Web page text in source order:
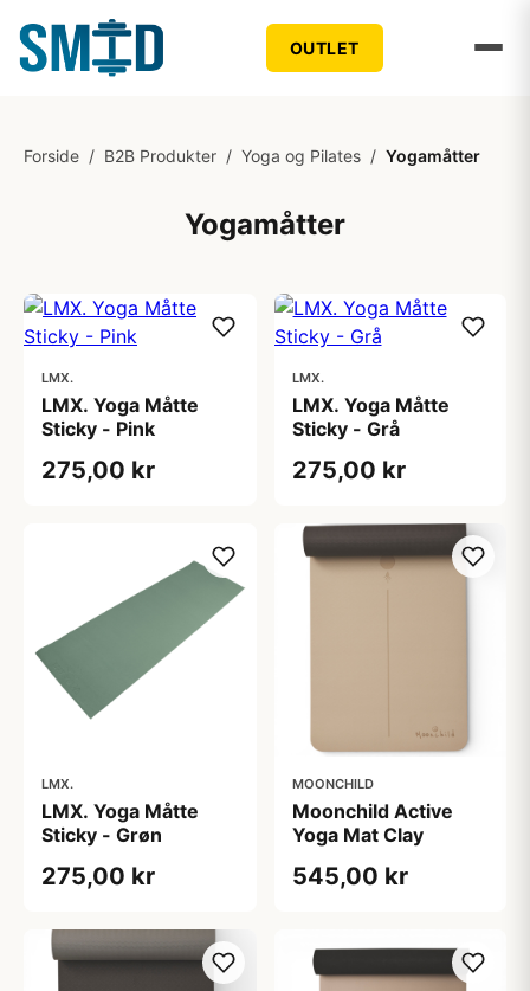
OUTLET
Forside / B2B Produkter / Yoga og Pilates / Yogamåtter
Yogamåtter
LMX.
LMX. Yoga Måtte
Sticky - Pink
275,00 kr
LMX.
LMX. Yoga Måtte
Sticky - Grå
275,00 kr
LMX.
LMX. Yoga Måtte
Sticky - Grøn
275,00 kr
MOONCHILD
Moonchild Active
Yoga Mat Clay
545,00 kr